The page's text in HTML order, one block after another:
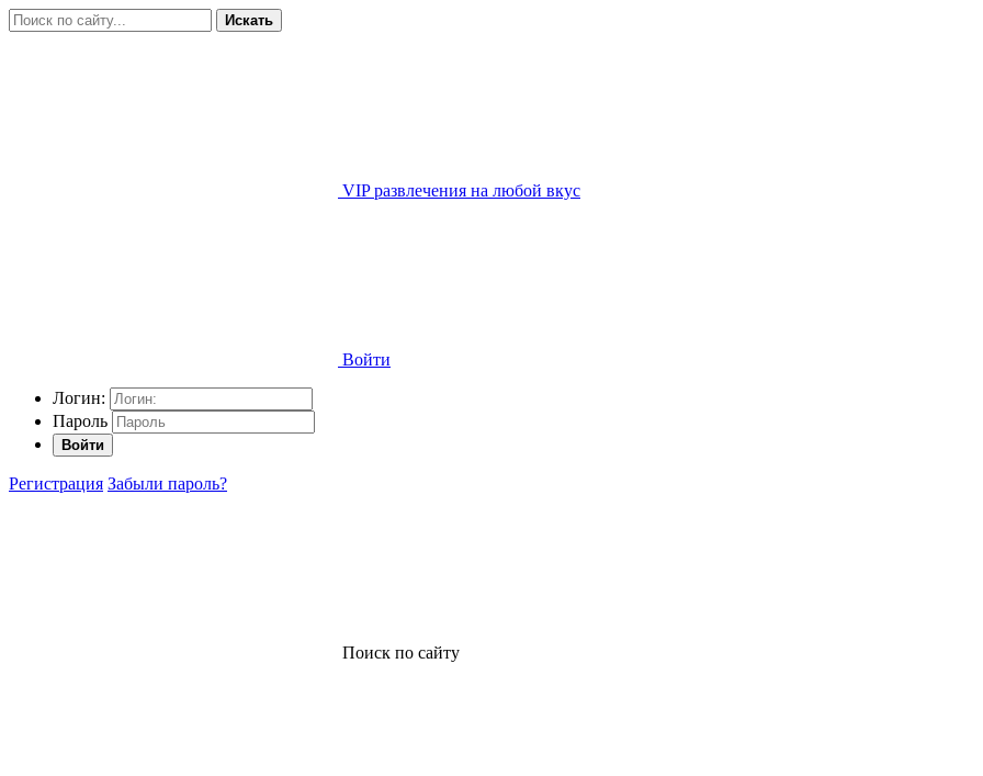
Искать
VIP развлечения на любой вкус
Войти
Логин:
Пароль
Войти
Регистрация Забыли пароль?
Поиск по сайту